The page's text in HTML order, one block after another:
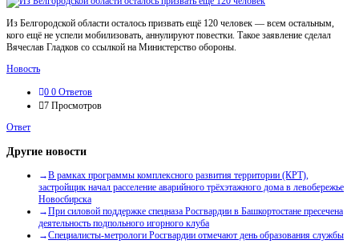
Из Белгородской области осталось призвать ещё 120 человек — всем остальным,
кого ещё не успели мобилизовать, аннулируют повестки. Такое заявление сделал
Вячеслав Гладков со ссылкой на Министерство обороны.
Новость
0 0 Ответов
7 Просмотров
Ответ
Другие новости
В рамках программы комплексного развития территории (КРТ),
застройщик начал расселение аварийного трёхэтажного дома в левобережье
Новосбирска
При силовой поддержке спецназа Росгвардии в Башкортостане пресечена
деятельность подпольного игорного клуба
Специалисты-метрологи Росгвардии отмечают день образования службы